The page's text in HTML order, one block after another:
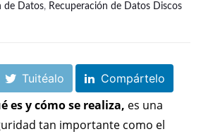
de Datos, Recuperación de Datos Discos
Tuitéalo Compártelo
es y cómo se realiza, es una
tan importante como el